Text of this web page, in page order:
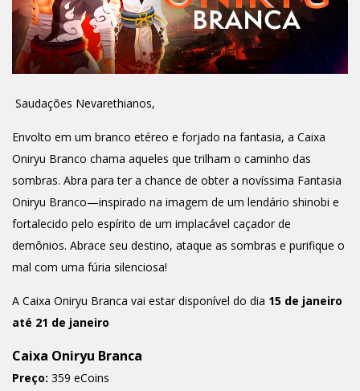
Saudações Nevarethianos,
Envolto em um branco etéreo e forjado na fantasia, a Caixa
Oniryu Branco chama aqueles que trilham o caminho das
sombras. Abra para ter a chance de obter a novíssima Fantasia
Oniryu Branco—inspirado na imagem de um lendário shinobi e
fortalecido pelo espírito de um implacável caçador de
demônios. Abrace seu destino, ataque as sombras e purifique o
mal com uma fúria silenciosa!
A Caixa Oniryu Branca vai estar disponível do dia 15 de janeiro
até 21 de janeiro
Caixa Oniryu Branca
Preço: 359 eCoins